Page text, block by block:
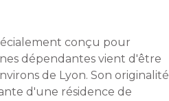
conçu pour
dépendantes vient d'être
de Lyon. Son originalité
d'une résidence de